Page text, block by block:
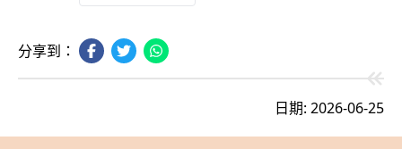
分享到：
日期: 2026-06-25